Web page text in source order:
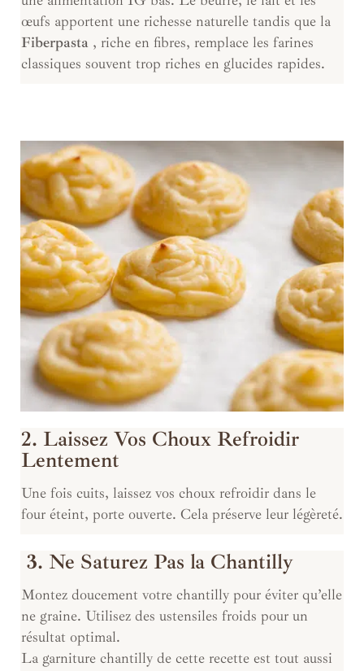
œufs apportent une richesse naturelle tandis que la
Fiberpasta , riche en fibres, remplace les farines
classiques souvent trop riches en glucides rapides.
2. Laissez Vos Choux Refroidir
Lentement
Une fois cuits, laissez vos choux refroidir dans le
four éteint, porte ouverte. Cela préserve leur légèreté.
3. Ne Saturez Pas la Chantilly
Montez doucement votre chantilly pour éviter qu’elle
ne graine. Utilisez des ustensiles froids pour un
résultat optimal.
La garniture chantilly de cette recette est tout aussi